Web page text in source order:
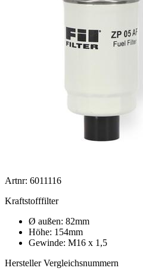
Artnr: 6011116
Kraftstofffilter
Ø außen: 82mm
Höhe: 154mm
Gewinde: M16 x 1,5
Hersteller Vergleichsnummern